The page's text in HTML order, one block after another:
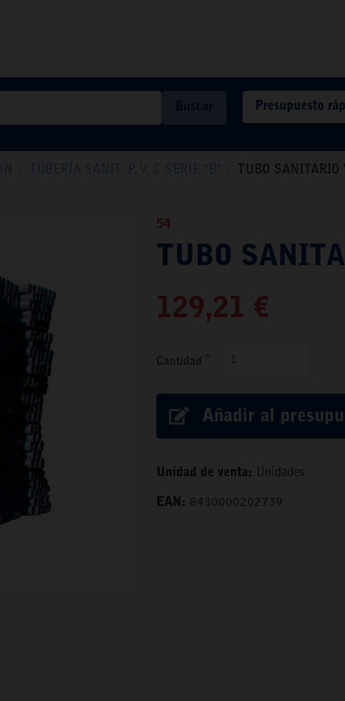
Presupuesto
TUBERÍA SANIT. P. V. C SERIE "B" TUBO SANITARIO
54
TUBO
129,21 €
Cantidad
Añadir al
Unidad de venta: Unidades
EAN: 8430000202739